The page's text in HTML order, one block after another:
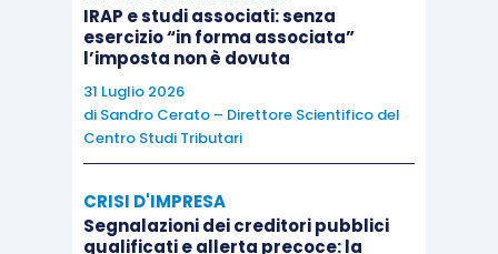
Come precisato nellacircolare AdE 25/E/2017
all’assenza di una delle condizioni richieste
consegue, tuttavia, necessariamente,
l’automatica riqualificazione del proventocome
reddito da lavoro dipendente o assimilato, bensì
“solo” l’inapplicabilità della presunzione legale di
IRAP e studi associati: senza
esercizio “in forma associata”
l’imposta non è dovuta
31 Luglio 2026
di Sandro Cerato – Direttore Scientifico del
Centro Studi Tributari
CRISI D'IMPRESA
Segnalazioni dei creditori pubblici
qualificati e allerta precoce: la